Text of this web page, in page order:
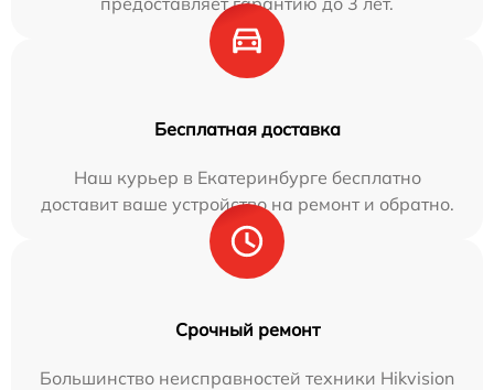
Бесплатная доставка
Наш курьер в Екатеринбурге бесплатно
доставит ваше устройство на ремонт и обратно.
Срочный ремонт
Большинство неисправностей техники Hikvision